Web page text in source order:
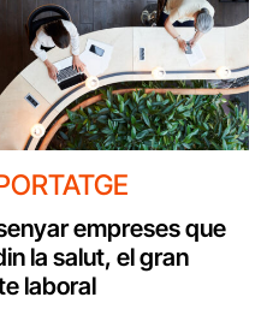
empreses que
la salut, el gran
laboral